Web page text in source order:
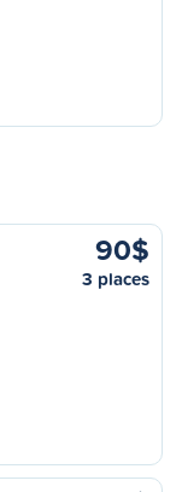
90$
3 places